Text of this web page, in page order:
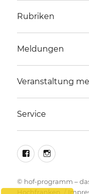
Rubriken
Meldungen
Veranstaltung
Service
facebook
© hof-programm –
Hochfranken